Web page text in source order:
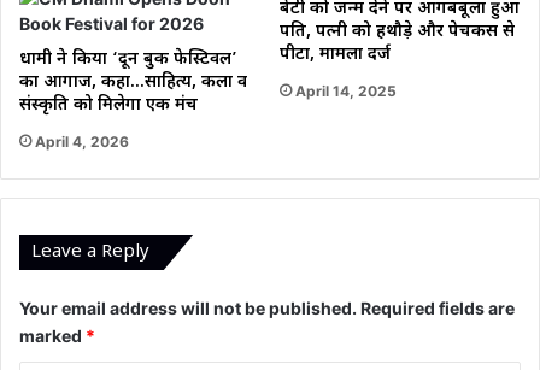
धामी ने किया ‘दून बुक फेस्टिवल’
का आगाज, कहा…साहित्य, कला व
संस्कृति को मिलेगा एक मंच
April 4, 2026
बेटी को जन्म देने पर आगबबूला हुआ
पति, पत्नी को हथौड़े और पेचकस से
पीटा, मामला दर्ज
April 14, 2025
Leave a Reply
Your email address will not be published. Required fields are
marked *